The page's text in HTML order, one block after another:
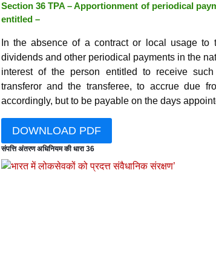
Section 36 TPA – Apportionment of periodical
entitled –
In the absence of a contract or local usage to
dividends and other periodical payments in the
interest of the person entitled to receive
transferor and the transferee, to accrue due
accordingly, but to be payable on the days
DOWNLOAD PDF
संपत्ति अंतरण अधिनियम की धारा 36